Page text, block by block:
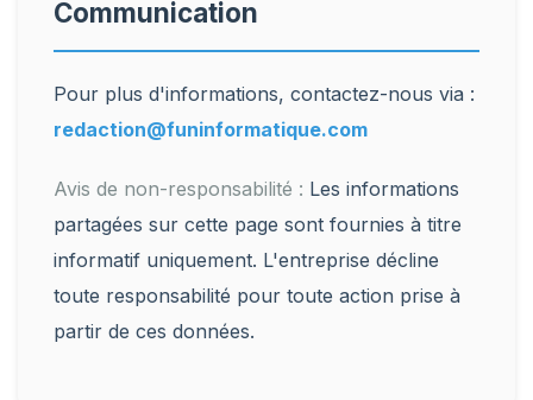
Communication
Pour plus d'informations, contactez-nous via :
redaction@funinformatique.com
Avis de non-responsabilité : Les informations
partagées sur cette page sont fournies à titre
informatif uniquement. L'entreprise décline
toute responsabilité pour toute action prise à
partir de ces données.